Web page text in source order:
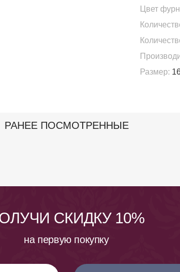
Цвет
Размер:
РАНЕЕ ПОСМОТРЕННЫЕ
СКИДКУ 10%
на первую покупку